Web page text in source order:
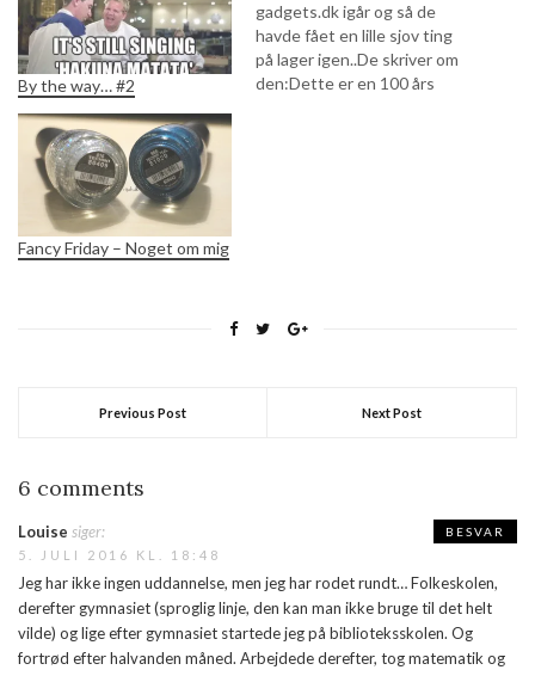
By the way… #2
gadgets.dk igår og så de
havde fået en lille sjov ting
på lager igen..De skriver om
den:Dette er en 100 års
Fancy Friday – Noget om mig
Previous Post Next Post
6 comments
Louise siger:
5. JULI 2016 KL. 18:48
Jeg har ikke ingen uddannelse, men jeg har rodet rundt… Folkeskolen,
derefter gymnasiet (sproglig linje, den kan man ikke bruge til det helt
vilde) og lige efter gymnasiet startede jeg på biblioteksskolen. Og
fortrød efter halvanden måned. Arbejdede derefter, tog matematik og
BESVAR